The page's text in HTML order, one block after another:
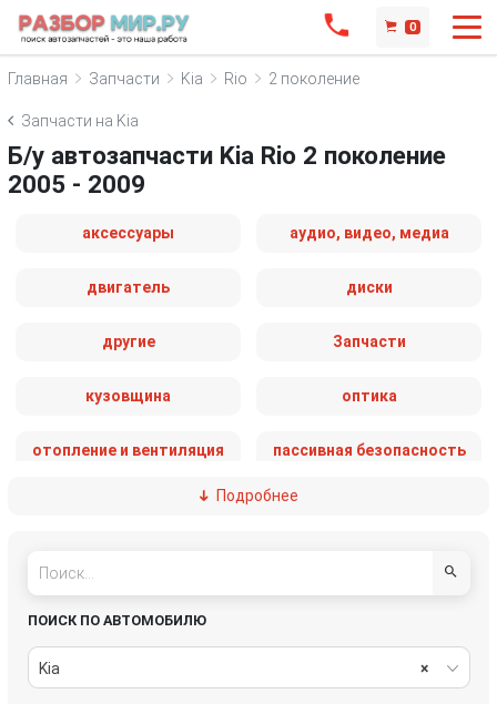
0
Главная Запчасти Kia Rio 2 поколение
Запчасти на Kia
Б/у автозапчасти Kia Rio 2 поколение
2005 - 2009
аксессуары аудио, видео, медиа
двигатель диски
другие Запчасти
кузовщина оптика
отопление и вентиляция пассивная безопасность
рулевое управление
системы комфорта
стеклоочистители топливная система
Подробнее
ПОИСК ПО АВТОМОБИЛЮ
×
Kia